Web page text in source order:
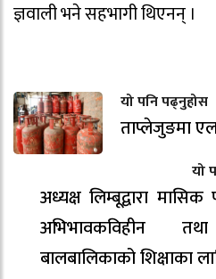
ज्ञवाली भने सहभागी थिएनन् ।
यो पनि पढ्नुहोस
ताप्लेजुङमा
यो
अध्यक्ष लिम्बूद्वारा मासिक
अभिभावकविहीन
बालबालिकाको शिक्षाका